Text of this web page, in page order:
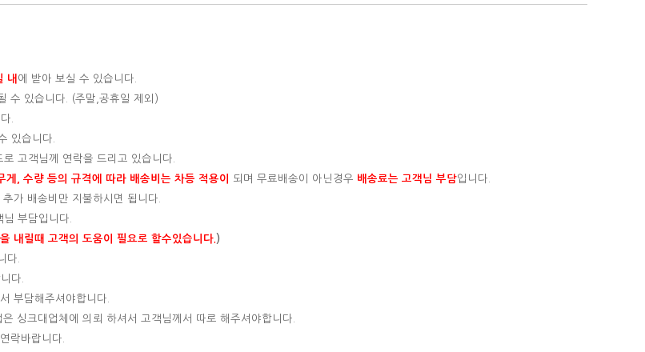
내 에 받아 보실 수 있습니다.
수 있습니다. (주말,공휴일 제외)
.
있습니다.
고객님께 연락을 드리고 있습니다.
, 수량 등의 규격에 따라 배송비는 차등 적용이 되며 무료배송이 아닌경우 배송료는 고객님 부담입니다.
가 배송비만 지불하시면 됩니다.
부담입니다.
내릴때 고객의 도움이 필요로 할수있습니다. )
다.
다.
부담해주셔야합니다.
싱크대업체에 의뢰 하셔서 고객님께서 따로 해주셔야합니다.
락바랍니다.